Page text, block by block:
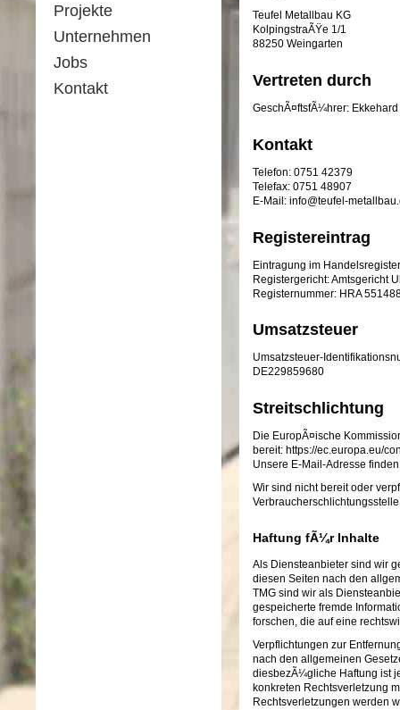
Projekte
Unternehmen
Jobs
Kontakt
Teufel Metallbau KG
KolpingstraÃŸe 1/1
88250 Weingarten
Vertreten durch
GeschÃ¤ftsfÃ¼hrer: Ekkehard
Kontakt
Telefon: 0751 42379
Telefax: 0751 48907
E-Mail: info@teufel-
Registereintrag
Eintragung im
Registergericht: Amtsgericht
Registernummer: HRA
Umsatzsteuer
Umsatzsteuer-
DE229859680
Streitschlichtung
Die EuropÃ¤ische
bereit: https://ec.europa.eu/
Unsere E-Mail-Adresse
Wir sind nicht bereit oder
Haftung fÃ¼r Inhalte
Als Diensteanbieter sind wir
diesen Seiten nach den
TMG sind wir als
gespeicherte fremde
forschen, die auf eine
Verpflichtungen zur
nach den allgemeinen
diesbezÃ¼gliche Haftung ist
konkreten Rechtsverletzung
Rechtsverletzungen werden